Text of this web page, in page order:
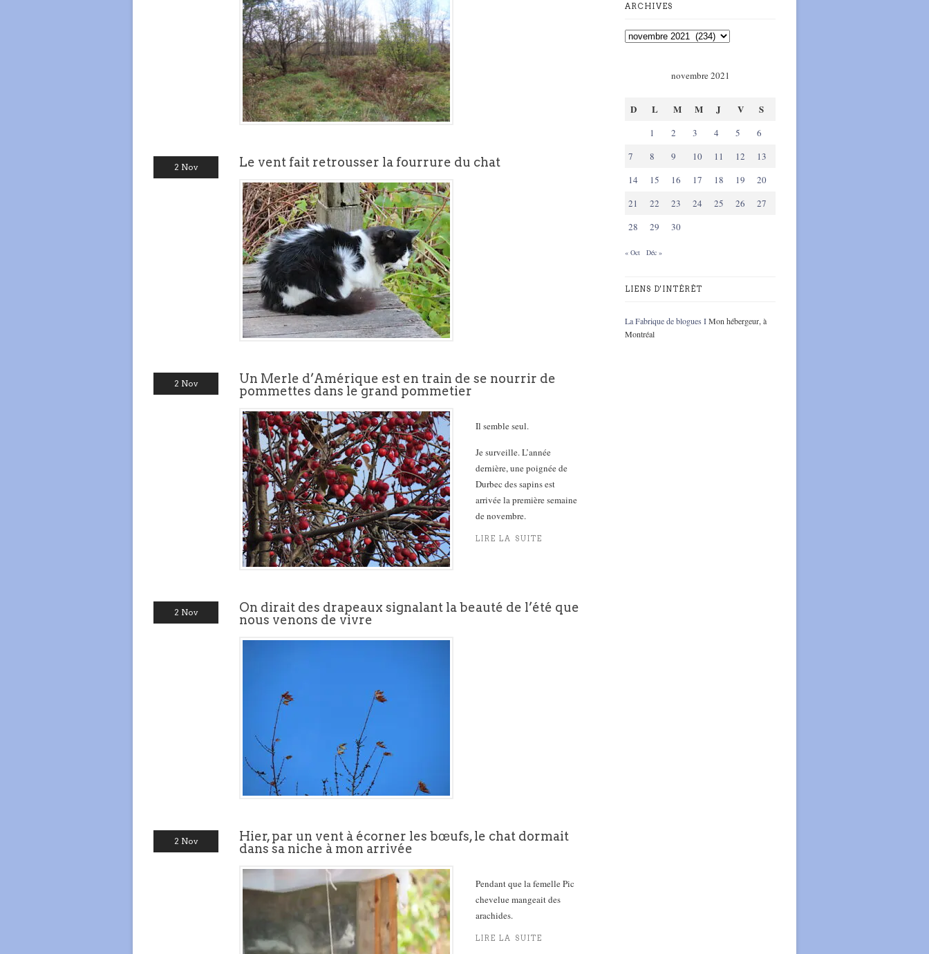
2 Nov Le vent fait retrousser la fourrure du chat
2 Nov
Un Merle d’Amérique est en train de se nourrir de
pommettes dans le grand pommetier
Il semble seul.
Je surveille. L’année
dernière, une poignée de
Durbec des sapins est
arrivée la première semaine
de novembre.
LIRE LA SUITE
2 Nov
On dirait des drapeaux signalant la beauté de l’été que
nous venons de vivre
2 Nov
Hier, par un vent à écorner les bœufs, le chat dormait
dans sa niche à mon arrivée
Pendant que la femelle Pic
chevelue mangeait des
arachides.
LIRE LA SUITE
ARCHIVES
novembre 2021
D L M M J V S
1 2 3 4 5
6
7
8 9 10 11 12
13
14
15 16 17 18 19
20
21
22 23 24 25 26
27
28
29 30
« Oct Déc »
LIENS D'INTÉRÊT
La Fabrique de blogues IMon hébergeur, à
Montréal